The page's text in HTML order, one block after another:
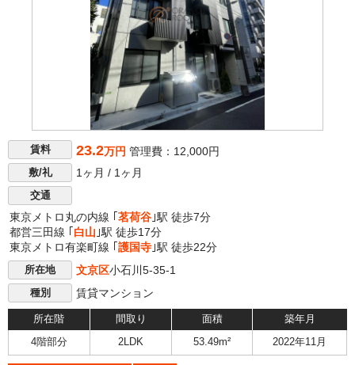
賃料 23.2万円 管理費：12,000円
敷/礼 1ヶ月 / 1ヶ月
交通
東京メトロ丸の内線 ｢ 茗荷谷 ｣駅 徒歩7分
都営三田線 ｢ 白山 ｣駅 徒歩17分
東京メトロ有楽町線 ｢ 護国寺 ｣駅 徒歩22分
所在地 文京区小石川5-35-1
種別 賃貸マンション
所在階 間取り 面積 築年月
4階部分 2LDK 53.49m² 2022年11月